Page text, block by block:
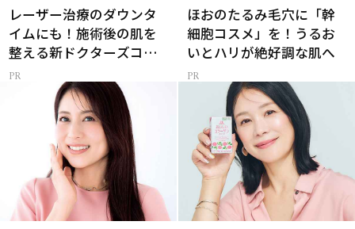
レーザー治療のダウンタ
イムにも！施術後の肌を
整える新ドクターズコス
メ
ほおのたるみ毛穴に「幹
細胞コスメ」を！うるお
いとハリが絶好調な肌へ